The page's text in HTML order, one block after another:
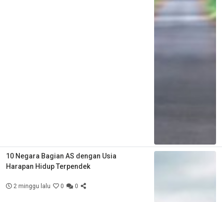
10 Negara Bagian AS dengan Usia
Harapan Hidup Terpendek
2 minggu lalu 0 0